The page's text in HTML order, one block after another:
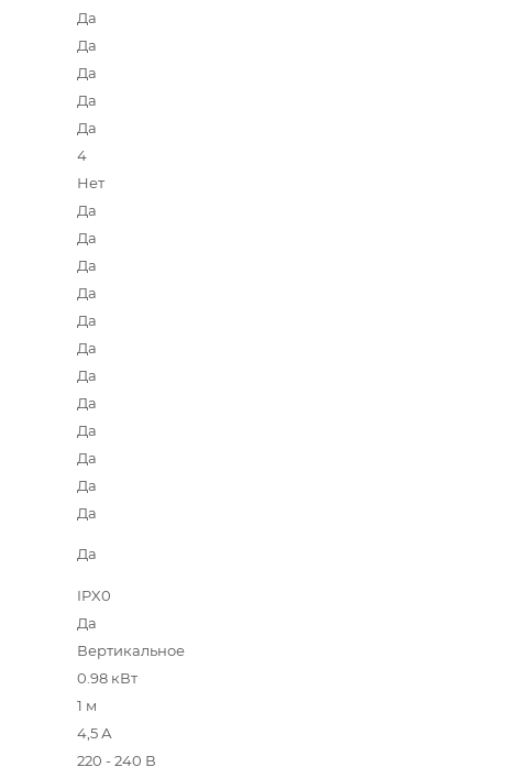
Да
Да
Да
Да
Да
4
Нет
Да
Да
Да
Да
Да
Да
Да
Да
Да
Да
Да
Да
Да
IPX0
Да
Вертикальное
0.98 кВт
1 м
4,5 А
220 - 240 В